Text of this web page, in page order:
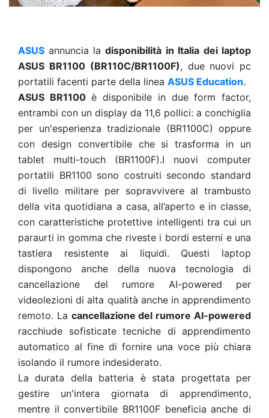
ASUS annuncia ladisponibilità in Italia dei laptop
ASUS BR1100 (BR110C/BR1100F), due nuovi pc
portatili facenti parte della linea ASUS Education.
ASUS BR1100è disponibile in due form factor,
entrambi con un display da 11,6 pollici: a conchiglia
per un'esperienza tradizionale (BR1100C) oppure
con design convertibile che si trasforma in un
tablet multi-touch (BR1100F).I nuovi computer
portatili BR1100 sono costruiti secondo standard
di livello militare per sopravvivere al trambusto
della vita quotidiana a casa, all’aperto e in classe,
con caratteristiche protettive intelligenti tra cui un
paraurti in gomma che riveste i bordi esterni e una
tastiera resistente ai liquidi. Questi laptop
dispongono anche della nuova tecnologia di
cancellazione del rumore AI-powered per
videolezioni di alta qualità anche in apprendimento
remoto. La cancellazione del rumore AI-powered
racchiude sofisticate tecniche di apprendimento
automatico al fine di fornire una voce più chiara
isolando il rumore indesiderato.
La durata della batteria è stata progettata per
gestire un'intera giornata di apprendimento,
mentre il convertibile BR1100F beneficia anche di